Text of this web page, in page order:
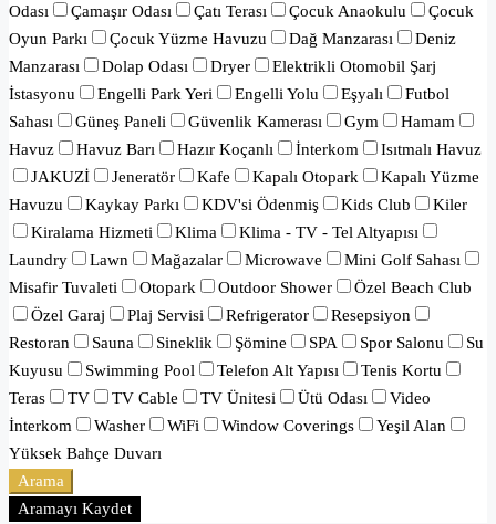
Odası
Çamaşır Odası Çatı Terası Çocuk Anaokulu
Çocuk
Oyun Parkı
Çocuk Yüzme Havuzu Dağ Manzarası
Deniz
Manzarası
Dolap Odası Dryer
Elektrikli Otomobil Şarj
İstasyonu
Engelli Park Yeri Engelli Yolu Eşyalı
Futbol
Sahası
Güneş Paneli Güvenlik Kamerası Gym
Hamam
Havuz
Havuz Barı Hazır Koçanlı İnterkom
Isıtmalı Havuz
JAKUZİ
Jeneratör Kafe Kapalı Otopark
Kapalı Yüzme
Havuzu
Kaykay Parkı KDV'si Ödenmiş Kids Club
Kiler
Kiralama Hizmeti
Klima
Klima - TV - Tel Altyapısı
Laundry
Lawn Mağazalar Microwave
Mini Golf Sahası
Misafir Tuvaleti
Otopark Outdoor Shower
Özel Beach Club
Özel Garaj
Plaj Servisi Refrigerator
Resepsiyon
Restoran
Sauna Sineklik Şömine SPA Spor Salonu
Su
Kuyusu
Swimming Pool Telefon Alt Yapısı
Tenis Kortu
Teras
TV TV Cable TV Ünitesi Ütü Odası
Video
İnterkom
Washer WiFi Window Coverings
Yeşil Alan
Yüksek Bahçe Duvarı
Arama
Aramayı Kaydet